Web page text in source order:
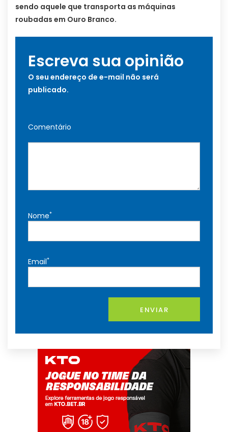
sendo aquele que transporta as máquinas
roubadas em Ouro Branco.
Escreva sua opinião
O seu endereço de e-mail não será
publicado.
Comentário
Nome*
Email*
ENVIAR